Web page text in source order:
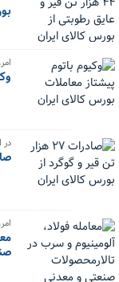
در
صادرات ۲۷